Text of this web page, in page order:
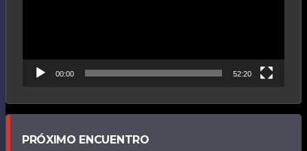
00:00 52:20
PRÓXIMO ENCUENTRO